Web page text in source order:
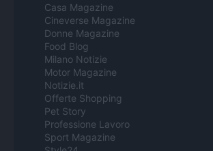
Casa Magazine
Cineverse Magazine
Donne Magazine
Food Blog
Milano Notizie
Motor Magazine
Notizie.it
Offerte Shopping
Pet Story
Professione Lavoro
Sport Magazine